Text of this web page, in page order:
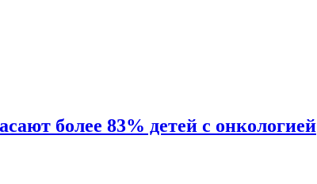
более 83% детей с онкологией